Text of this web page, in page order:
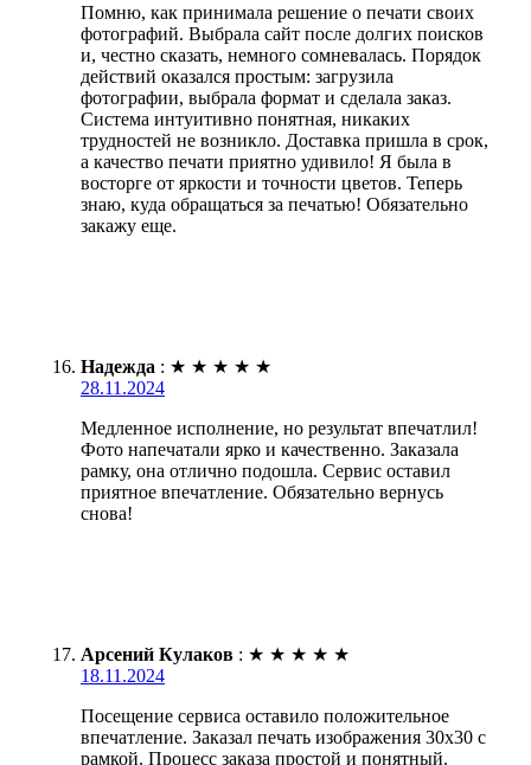
Помню, как принимала решение о печати своих
фотографий. Выбрала сайт после долгих поисков
и, честно сказать, немного сомневалась. Порядок
действий оказался простым: загрузила
фотографии, выбрала формат и сделала заказ.
Система интуитивно понятная, никаких
трудностей не возникло. Доставка пришла в срок,
а качество печати приятно удивило! Я была в
восторге от яркости и точности цветов. Теперь
знаю, куда обращаться за печатью! Обязательно
закажу еще.
Надежда : ★ ★ ★ ★ ★
28.11.2024
Медленное исполнение, но результат впечатлил!
Фото напечатали ярко и качественно. Заказала
рамку, она отлично подошла. Сервис оставил
приятное впечатление. Обязательно вернусь
снова!
Арсений Кулаков : ★ ★ ★ ★ ★
18.11.2024
Посещение сервиса оставило положительное
впечатление. Заказал печать изображения 30х30 с
рамкой. Процесс заказа простой и понятный.